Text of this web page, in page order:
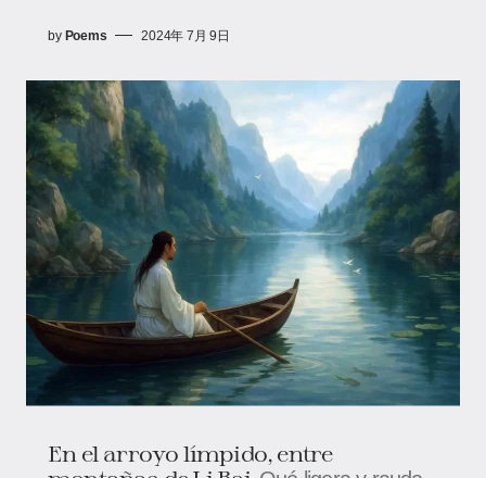
by Poems 2024年 7月 9日
En el arroyo límpido, entre